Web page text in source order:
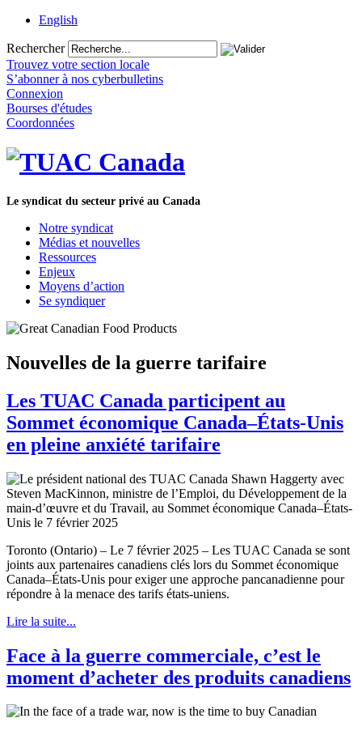
English
Rechercher
Trouvez votre section locale
S’abonner à nos cyberbulletins
Connexion
Bourses d'études
Coordonnées
Le syndicat du secteur privé au Canada
Notre syndicat
Médias et nouvelles
Ressources
Enjeux
Moyens d’action
Se syndiquer
Nouvelles de la guerre tarifaire
Les TUAC Canada participent au
Sommet économique Canada–États-Unis
en pleine anxiété tarifaire
Toronto (Ontario) – Le 7 février 2025 – Les TUAC Canada se sont
joints aux partenaires canadiens clés lors du Sommet économique
Canada–États-Unis pour exiger une approche pancanadienne pour
répondre à la menace des tarifs états-uniens.
Lire la suite...
Face à la guerre commerciale, c’est le
moment d’acheter des produits canadiens